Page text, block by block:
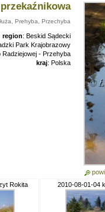
Prehyba, Przechyba
region: Beskid Sądecki
Park Krajobrazowy
Radziejowej - Przehyba
kraj: Polska
Rokita 2010-08-01-04